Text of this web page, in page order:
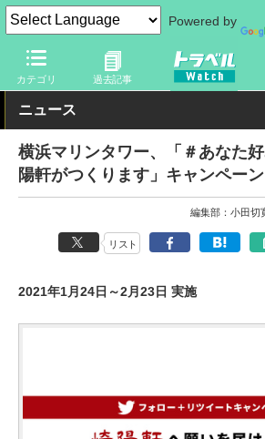
Powered by
カテゴリ 過去記事
トラベル Watch 旅の情報 観光地 観
ニュース
横浜マリンタワー、「＃あなた
陽軒がつくります」キャンペーン
編集部：小田切
リスト
2021年1月24日～2月23日 実施